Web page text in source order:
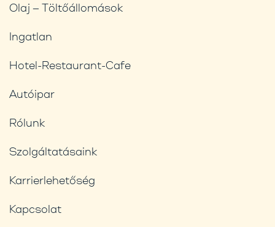
Olaj – Töltőállomások
Ingatlan
Hotel-Restaurant-Cafe
Autóipar
Rólunk
Szolgáltatásaink
Karrierlehetőség
Kapcsolat